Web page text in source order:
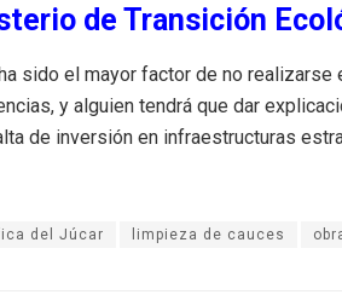
de Transición
sido el mayor factor de no realizarse
y alguien tendrá que dar
de inversión en infraestructuras
del Júcar limpieza de cauces